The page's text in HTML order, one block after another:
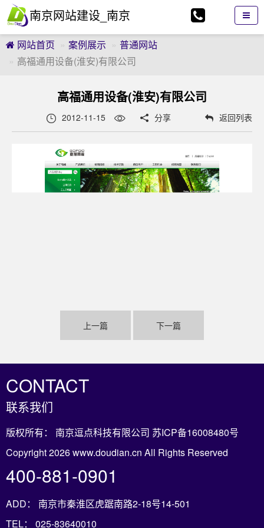
南京网站建设_南京
网站制作_南京网页
设计_南京逗点科技
有限公司
网站首页 案例展示
普通网站
高福通用设备(淮安)有限公司
高福通用设备(淮安)有限公司
 2012-11-15  分享 返回列表
上一篇 下一篇
CONTACT
联系我们
版权所有： 南京逗点科技有限公司 苏ICP备16008480号
Copyright 2026 www.doudian.cn All Rights Reserved
400-881-0901
ADD： 南京市秦淮区虎踞南路2-18号14-501
TEL： 025-83640010